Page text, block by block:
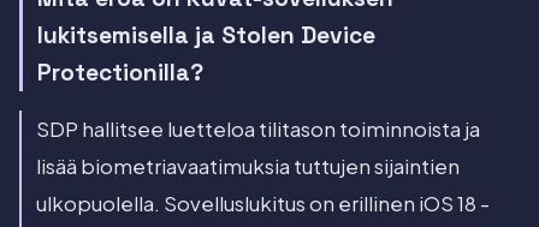
lukitsemisella ja Stolen Device
Protectionilla?
SDP hallitsee luetteloa tilitason toiminnoista ja
lisää biometriavaatimuksia tuttujen sijaintien
ulkopuolella. Sovelluslukitus on erillinen iOS 18 -